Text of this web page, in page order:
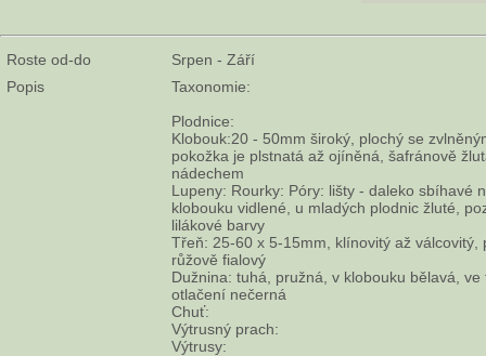
Roste od-do
Srpen - Září
Popis
Taxonomie:
Plodnice:
Klobouk:20 - 50mm široký, plochý se
pokožka je plstnatá až ojíněná, šafránově
nádechem
Lupeny: Rourky: Póry: lišty - daleko sbíhavé
klobouku vidlené, u mladých plodnic žluté,
lilákové barvy
Třeň: 25-60 x 5-15mm, klínovitý až válcovitý,
růžově fialový
Dužnina: tuhá, pružná, v klobouku bělavá,
otlačení nečerná
Chuť:
Výtrusný prach:
Výtrusy: